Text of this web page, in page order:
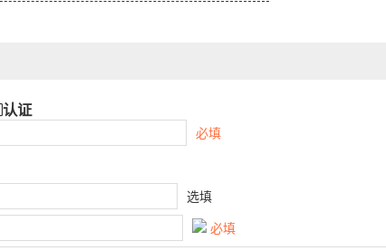
认证
必填
选填
必填